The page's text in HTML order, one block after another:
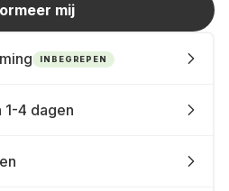
mij
INBEGREPEN
1-4 dagen